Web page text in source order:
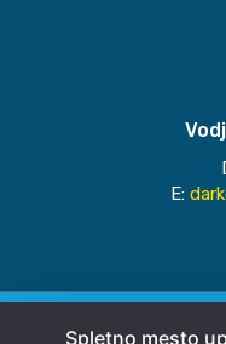
E:
©
Spletno mesto